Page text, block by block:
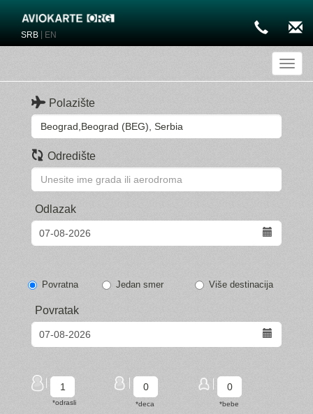
SRB EN
Polazište
Odredište
Odlazak
Povratna Jedan smer Više destinacija
Povratak